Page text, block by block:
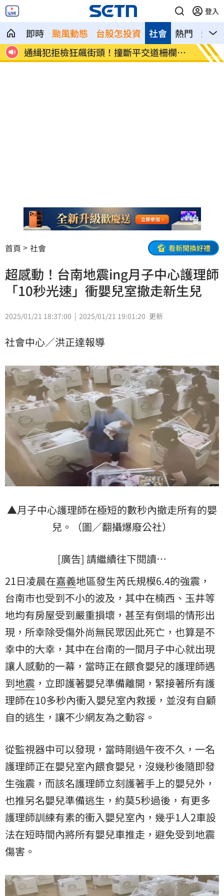
登入
即時 颱風動態 台股怎投資 熱門 影音
社會
婚
通緝犯拒檢狂飆街頭！撞斷平交道柵欄逃
亡
中國
首頁 社會 看新聞換好禮
超感動！台南地震ing月子中心護理師
「10秒光速」衝嬰兒室撤走新生兒
2025/01/21 18:37:00 2025/01/21 19:01:20 更新
社會中心／洪正達報導
▲月子中心護理師在極短的數秒內撤走所有的嬰
兒。（圖／翻攝爆廢公社）
[廣告] 請繼續往下閱讀…
21日凌晨在嘉義地區發生芮氏規模6.4的強震，
台南市也受到不小的波及，其中在楠西、玉井等
地均有房屋受到嚴重損壞，甚至有倒塌的情形出
現，所幸除受傷外尚無民眾因此死亡，也算是不
幸中的大幸，其中在台南的一間月子中心就出現
讓人感動的一幕，當時正在餵食嬰兒的護理師遇
到地震 ，立即護著嬰兒準備離開，緊接著所有護
理師在10多秒內衝入嬰兒室內救援，並沒有自顧
自的逃生，讓不少網友為之動容。
從監視器中可以發現，當時剛過午夜不久，一名
護理師正在嬰兒室內餵食嬰兒，沒幾秒後隨即發
生強震，而該名護理師立刻護著手上的嬰兒外，
也推另名嬰兒準備逃生，約莫5秒過後，有更多
護理師訓練有素的衝入嬰兒室內，幾乎1人2車設
法在短時間內將所有嬰兒車推走，避免受到地震
傷害。